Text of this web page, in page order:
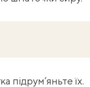
підрум’яньте їх.